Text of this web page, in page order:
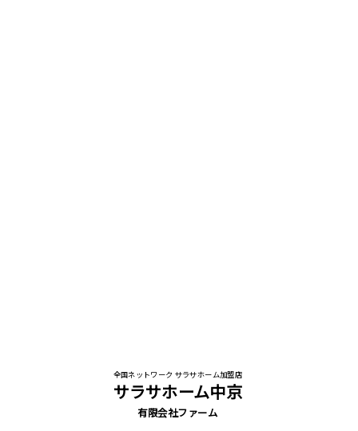
全国ネットワーク サラサホーム加盟店
サラサホーム中京
有限会社ファーム